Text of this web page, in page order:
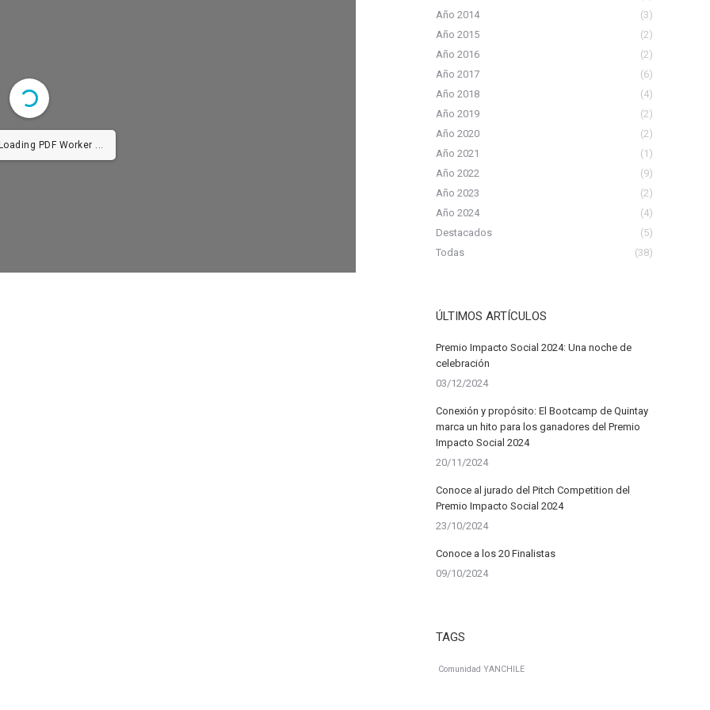
PDF Worker ...
Año 2014
(3)
Año 2015
(2)
Año 2016
(2)
Año 2017
(6)
Año 2018
(4)
Año 2019
(2)
Año 2020
(2)
Año 2021
(1)
Año 2022
(9)
Año 2023
(2)
Año 2024
(4)
Destacados
(5)
Todas
(38)
ÚLTIMOS ARTÍCULOS
Premio Impacto Social 2024: Una noche de
celebración
03/12/2024
Conexión y propósito: El Bootcamp de Quintay
marca un hito para los ganadores del Premio
Impacto Social 2024
20/11/2024
Conoce al jurado del Pitch Competition del
Premio Impacto Social 2024
23/10/2024
Conoce a los 20 Finalistas
09/10/2024
TAGS
Comunidad YANCHILE